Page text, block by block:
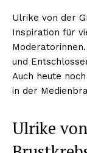
Ulrike von der
Inspiration für
und
Auch heute
in der
Ulrike